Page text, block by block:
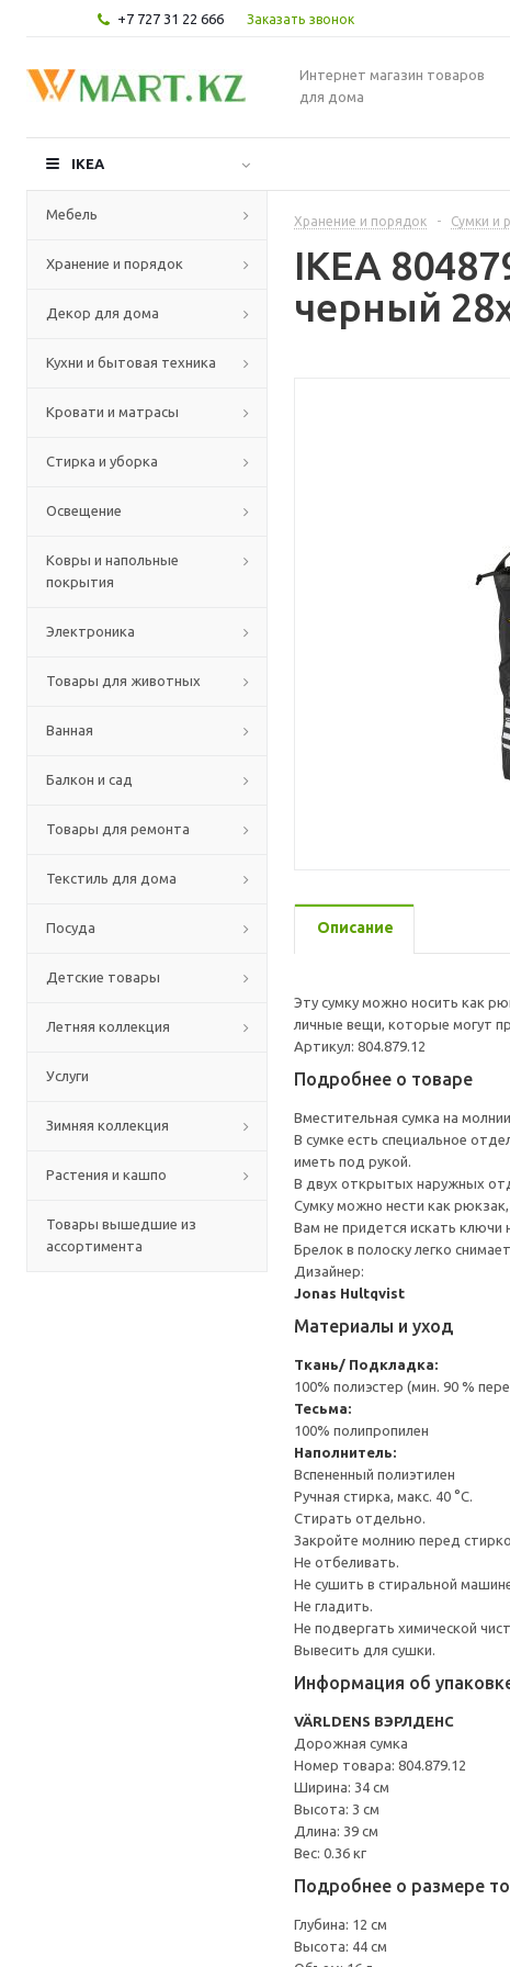
+7 727 31 22 666 Заказать звонок
Интернет магазин товаров
для дома
IKEA
Мебель
Хранение и порядок
Декор для дома
Кухни и бытовая техника
Кровати и матрасы
Стирка и уборка
Освещение
Ковры и напольные
покрытия
Электроника
Товары для животных
Ванная
Балкон и сад
Товары для ремонта
Текстиль для дома
Посуда
Детские товары
Летняя коллекция
Услуги
Зимняя коллекция
Растения и кашпо
Товары вышедшие из
ассортимента
Хранение и порядок - Сумки и
IKEA
черный
Описание
Эту сумку можно носить как
личные вещи, которые могут
Артикул: 804.879.12
Подробнее о товаре
Вместительная сумка на
В сумке есть специальное
иметь под рукой.
В двух открытых наружных
Сумку можно нести как
Вам не придется искать ключи
Брелок в полоску легко
Дизайнер:
Jonas Hultqvist
Материалы и уход
Ткань/ Подкладка:
100% полиэстер (мин. 90 %
Тесьма:
100% полипропилен
Наполнитель:
Вспененный полиэтилен
Ручная стирка, макс. 40 °C.
Стирать отдельно.
Закройте молнию перед
Не отбеливать.
Не сушить в стиральной
Не гладить.
Не подвергать химической
Вывесить для сушки.
Информация об
VÄRLDENS ВЭРЛДЕНС
Дорожная сумка
Номер товара: 804.879.12
Ширина: 34 см
Высота: 3 см
Длина: 39 см
Вес: 0.36 кг
Подробнее о размере
Глубина: 12 см
Высота: 44 см